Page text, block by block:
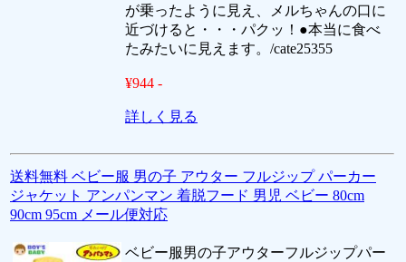
が乗ったように見え、メルちゃんの口に
近づけると・・・パクッ！●本当に食べ
たみたいに見えます。/cate25355
¥944 -
詳しく見る
送料無料 ベビー服 男の子 アウター フルジップ パーカー
ジャケット アンパンマン 着脱フード 男児 ベビー 80cm
90cm 95cm メール便対応
ベビー服男の子アウターフルジップパー